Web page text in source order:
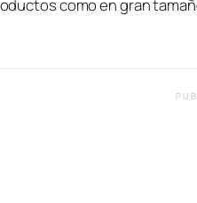
como en gran